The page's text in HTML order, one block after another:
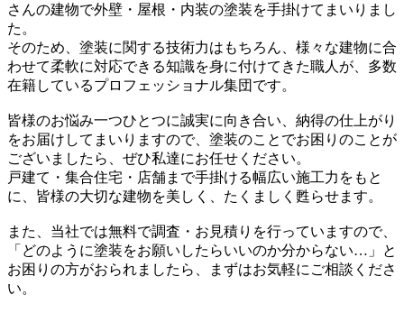
さんの建物で外壁・屋根・内装の塗装を手掛けてまいりまし
た。
そのため、塗装に関する技術力はもちろん、様々な建物に合
わせて柔軟に対応できる知識を身に付けてきた職人が、多数
在籍しているプロフェッショナル集団です。
皆様のお悩み一つひとつに誠実に向き合い、納得の仕上がり
をお届けしてまいりますので、塗装のことでお困りのことが
ございましたら、ぜひ私達にお任せください。
戸建て・集合住宅・店舗まで手掛ける幅広い施工力をもと
に、皆様の大切な建物を美しく、たくましく甦らせます。
また、当社では無料で調査・お見積りを行っていますので、
「どのように塗装をお願いしたらいいのか分からない…」と
お困りの方がおられましたら、まずはお気軽にご相談くださ
い。